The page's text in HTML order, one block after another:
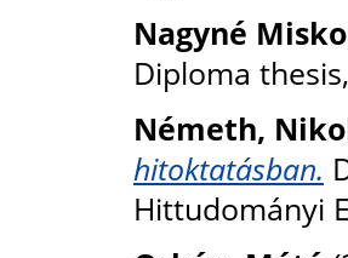
Nagyné
Diploma
Németh,
hitoktatásban.
Hittudományi